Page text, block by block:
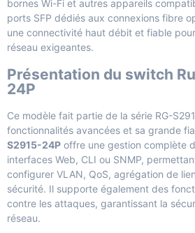
bornes Wi-Fi et autres appareils
ports SFP dédiés aux connexions fibre
une connectivité haut débit et fiable
réseau exigeantes.
Présentation du switch
24P
Ce modèle fait partie de la série RG-
fonctionnalités avancées et sa grande
S2915-24P offre une gestion complète
interfaces Web, CLI ou SNMP,
configurer VLAN, QoS, agrégation de
sécurité. Il supporte également des
contre les attaques, garantissant la
réseau.